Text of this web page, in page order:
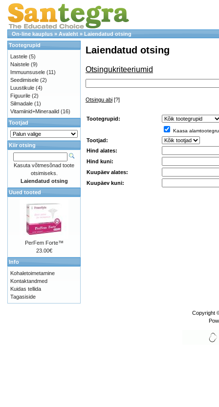
On-line kauplus » Avaleht » Laiendatud otsing
Laiendatud otsing
Otsingukriteeriumid
Otsingu abi [?]
Tootegrupid:
Kaasa
Tootjad:
Hind alates:
Hind kuni:
Kuupäev alates:
Kuupäev kuni:
Tootegrupid
Lastele (5)
Naistele (9)
Immuunsusele (11)
Seedimisele (2)
Luustikule (4)
Figuurile (2)
Silmadale (1)
Vitamiinid+Mineraalid (16)
Tootjad
Kiir otsing
Kasuta võtmesõnad toote
otsimiseks.
Laiendatud otsing
Uued tooted
PerFem Forte™
23.00€
Info
Kohaletoimetamine
Kontaktandmed
Kuidas tellida
Tagasiside
Copyright